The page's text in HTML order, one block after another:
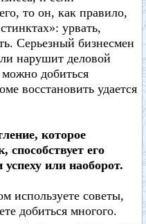
то он, как правило,
урвать,
Серьезный бизнесмен
нарушит деловой
можно добиться
восстановить удается
которое
способствует его
или наоборот.
используете советы,
добиться многого.